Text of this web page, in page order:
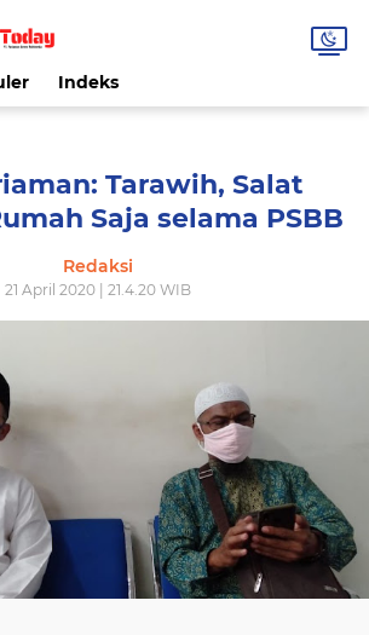
Indeks
Tarawih, Salat
Saja selama PSBB
Redaksi
21 April 2020 | 21.4.20 WIB